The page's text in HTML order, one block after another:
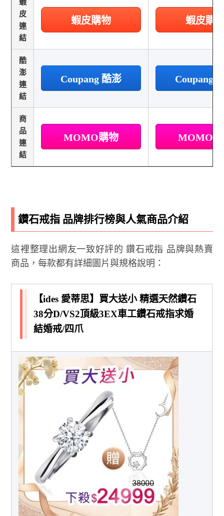
蝦
皮
連
結
蝦皮購物 蝦皮購
酷
澎
連
結
Coupang 酷澎 Coupang
商
品
連
結
MOMO購物 MOMO
鑽石戒指 品牌排行榜與人氣商品介紹
這裡整理出網友一致好評的 鑽石戒指 品牌與熱賣
商品，每款都有詳細圖片與規格說明：
【ides 愛蒂思】買大送小 精選天然鑽石
38分D/VS2頂級3EX車工鑽石戒指求婚
結婚戒/四爪